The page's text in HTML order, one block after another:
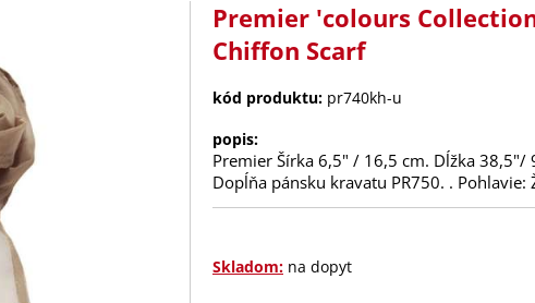
Premier 'colours
Chiffon Scarf
kód produktu: pr740kh-u
popis:
Premier Šírka 6,5" / 16,5 cm. Dĺžka 38,5"/
Dopĺňa pánsku kravatu PR750. . Pohlavie:
Skladom: na dopyt